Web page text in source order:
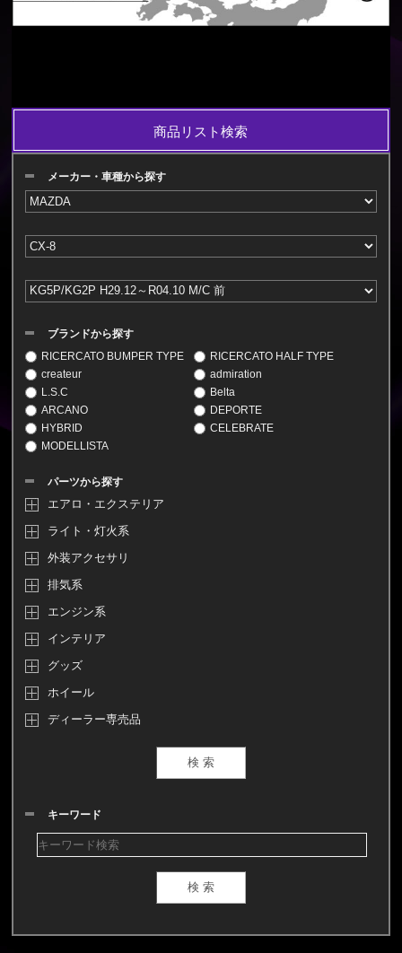
商品リスト検索
メーカー・車種から探す
ブランドから探す
RICERCATO BUMPER TYPE
RICERCATO HALF TYPE
createur
admiration
L.S.C
Belta
ARCANO
DEPORTE
HYBRID
CELEBRATE
MODELLISTA
パーツから探す
エアロ・エクステリア
ライト・灯火系
外装アクセサリ
排気系
エンジン系
インテリア
グッズ
ホイール
ディーラー専売品
キーワード